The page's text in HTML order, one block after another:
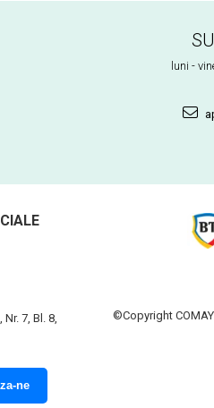
luni -
7, Bl. 8,
ne
©Copyright